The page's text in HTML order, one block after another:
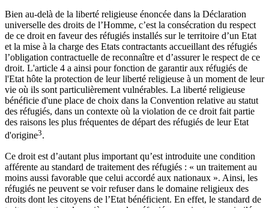
Bien au-delà de la liberté religieuse énoncée dans la Déclaration
universelle des droits de l’Homme, c’est la consécration du respect
de ce droit en faveur des réfugiés installés sur le territoire d’un Etat
et la mise à la charge des Etats contractants accueillant des réfugiés
l’obligation contractuelle de reconnaître et d’assurer le respect de ce
droit. L'article 4 a ainsi pour fonction de garantir aux réfugiés de
l'Etat hôte la protection de leur liberté religieuse à un moment de leur
vie où ils sont particulièrement vulnérables. La liberté religieuse
bénéficie d'une place de choix dans la Convention relative au statut
des réfugiés, dans un contexte où la violation de ce droit fait partie
des raisons les plus fréquentes de départ des réfugiés de leur Etat
d'origine3.
Ce droit est d’autant plus important qu’est introduite une condition
afférente au standard de traitement des réfugiés : « un traitement au
moins aussi favorable que celui accordé aux nationaux ». Ainsi, les
réfugiés ne peuvent se voir refuser dans le domaine religieux des
droits dont les citoyens de l’Etat bénéficient. En effet, le standard de